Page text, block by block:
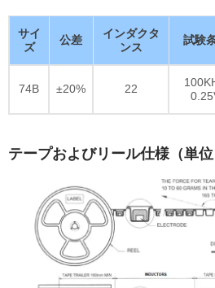
サイ
ズ
公差
インダクタ
ンス
試験
74B ±20% 22
テープおよびリール仕様（単位